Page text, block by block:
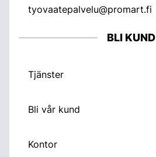
tyovaatepalvelu@promart.fi
BLI KUND
Tjänster
Bli vår kund
Kontor